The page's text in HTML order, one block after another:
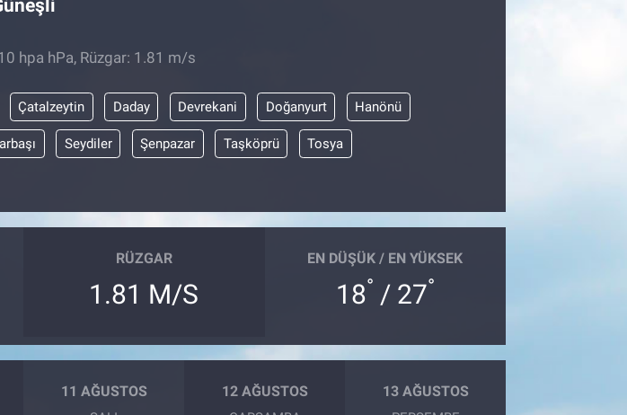
hpa hPa, Rüzgar: 1.81 m/s
Çatalzeytin Daday Devrekani Doğanyurt Hanönü
Seydiler Şenpazar Taşköprü Tosya
RÜZGAR
1.81 M/S
EN DÜŞÜK / EN YÜKSEK
18° / 27°
11 AĞUSTOS 12 AĞUSTOS 13 AĞUSTOS